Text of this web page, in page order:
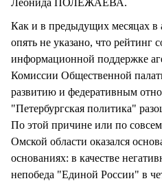
Как и в предыдущих месяцах в
опять не указано, что рейтинг
информационной поддержке
Комиссии Общественной
развитию и федеративным
"Петербургская политика"
По этой причине или по
Омской области оказался
основаниях: в качестве
непобеда "Единой России" в